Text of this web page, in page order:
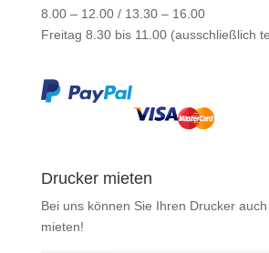
8.00 – 12.00 / 13.30 – 16.00
Freitag 8.30 bis 11.00 (ausschließlich
Drucker mieten
Bei uns können Sie Ihren Drucker
mieten!